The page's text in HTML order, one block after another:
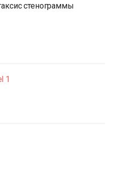
стенограммы
1